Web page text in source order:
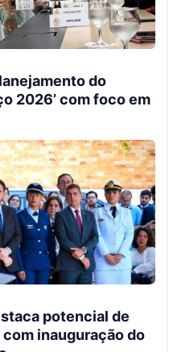
do
2026’ com foco em
potencial de
inauguração do